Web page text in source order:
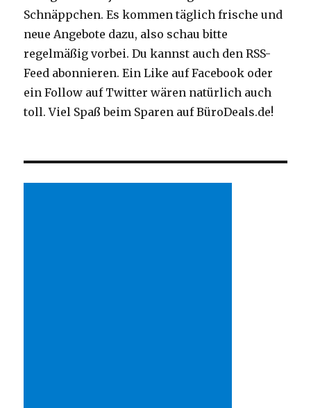
Schnäppchen. Es kommen täglich frische und
neue Angebote dazu, also schau bitte
regelmäßig vorbei. Du kannst auch den RSS-
Feed abonnieren. Ein Like auf Facebook oder
ein Follow auf Twitter wären natürlich auch
toll. Viel Spaß beim Sparen auf BüroDeals.de!